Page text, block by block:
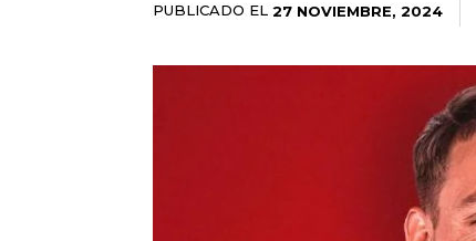
PUBLICADO EL 27 NOVIEMBRE, 2024